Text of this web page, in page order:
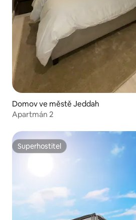
Domov ve městě Jeddah
Apartmán 2
Superhostitel
Superhostitel